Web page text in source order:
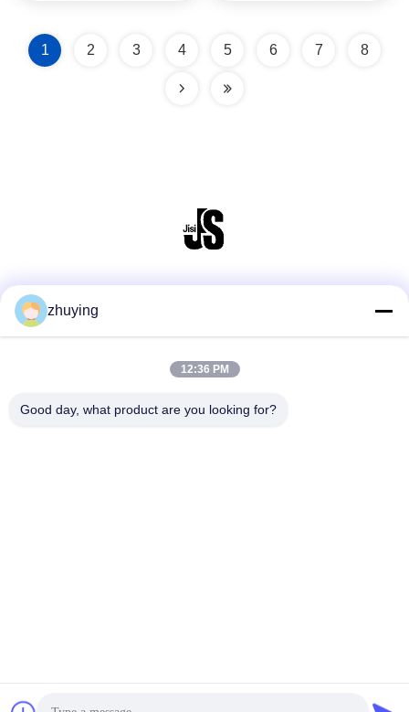
1 2 3 4 5 6 7 8
テレ
zhuying
12:36 PM
Good day, what product are you looking for?